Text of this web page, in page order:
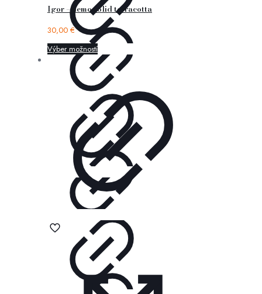
Igor – nemo solid terracotta
30,00 €
Výber možností